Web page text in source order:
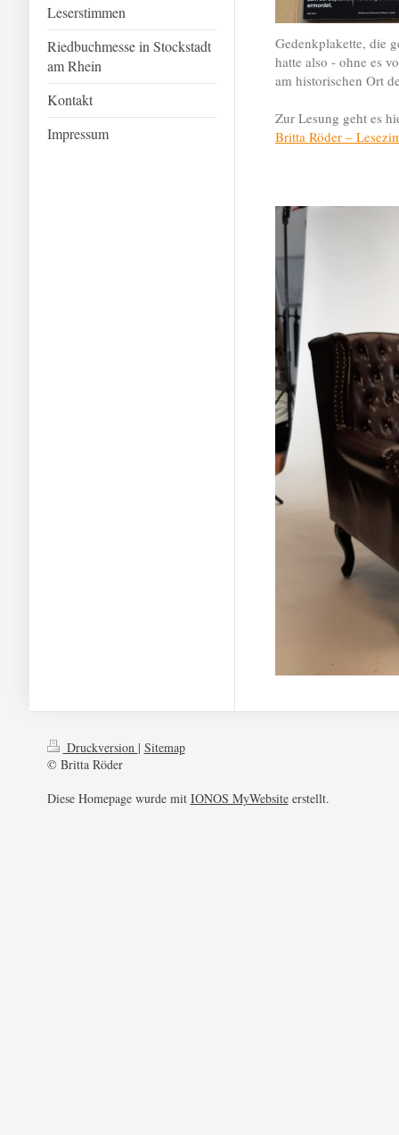
Leserstimmen
Riedbuchmesse in Stockstadt
am Rhein
Kontakt
Impressum
Gedenkplakette, die
hatte also - ohne es
am historischen Ort
Zur Lesung geht es
Britta Röder –
Druckversion | Sitemap
© Britta Röder
Diese Homepage wurde mit IONOS MyWebsiteerstellt.